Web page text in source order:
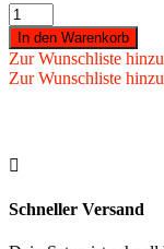
J.
Parker
-
Queue
JP-
In den Warenkorb
Zur Wunschliste
Zur Wunschliste

Schneller Versand